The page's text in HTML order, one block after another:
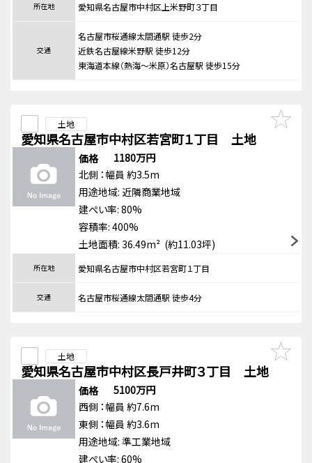
所在地 愛知県名古屋市中村区上米野町３丁目
交通
名古屋市桜通線太閤通駅 徒歩2分
近鉄名古屋線米野駅 徒歩12分
東海道本線（熱海～米原）名古屋駅 徒歩15分
土地
愛知県名古屋市中村区若宮町１丁目 土地
価格
1180万円
北側 ：幅員 約3.5m
用途地域: 近隣商業地域
建ぺい率: 80%
容積率: 400%
土地面積: 36.49m² (約11.03坪)
所在地 愛知県名古屋市中村区若宮町１丁目
交通 名古屋市桜通線太閤通駅 徒歩4分
土地
愛知県名古屋市中村区長戸井町３丁目 土地
価格
5100万円
西側 ：幅員 約7.6m
東側 ：幅員 約3.6m
用途地域: 準工業地域
建ぺい率: 60%